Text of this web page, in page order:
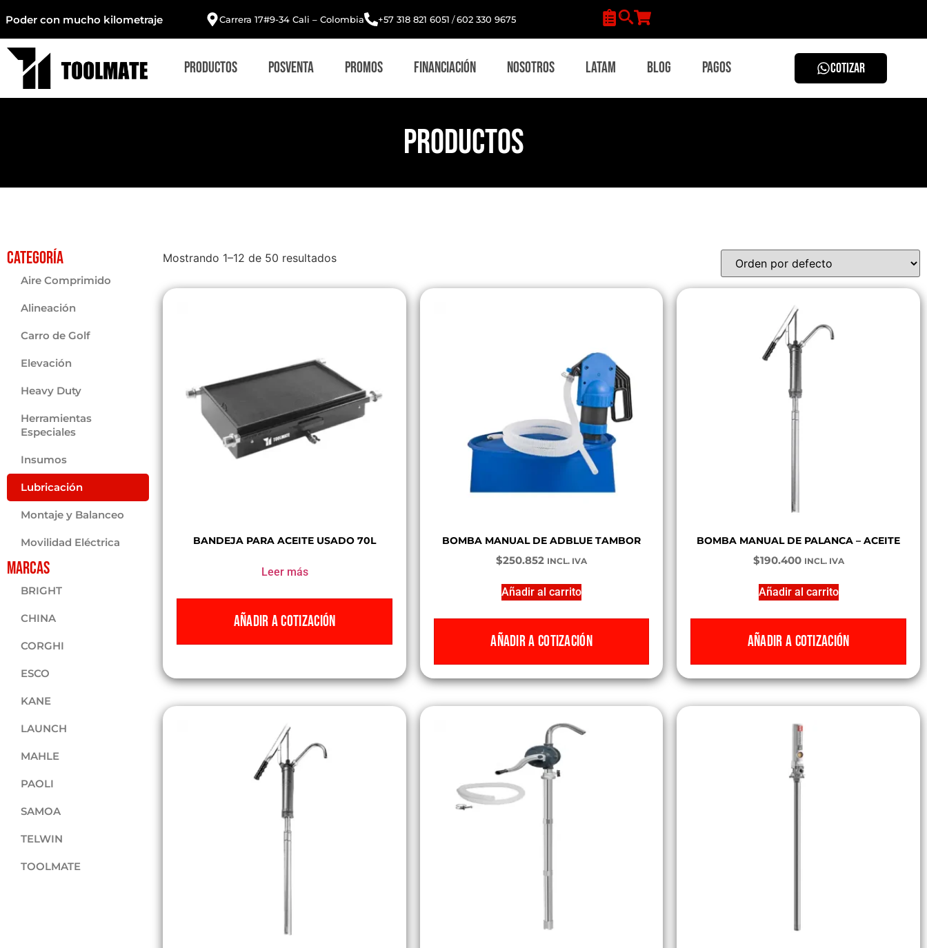
Poder con mucho kilometraje Carrera 17#9-34 Cali – Colombia +57 318 821 6051 /602 330 9675
Productos Posventa Promos Financiación Nosotros Latam Blog Pagos COTIZAR
PRODUCTOS
Categoría
Aire Comprimido
Alineación
Carro de Golf
Elevación
Heavy Duty
Herramientas
Especiales
Insumos
Lubricación
Montaje y Balanceo
Movilidad Eléctrica
Marcas
BRIGHT
CHINA
CORGHI
ESCO
KANE
LAUNCH
MAHLE
PAOLI
SAMOA
TELWIN
TOOLMATE
Mostrando 1–12 de 50 resultados
BANDEJA PARA ACEITE USADO 70L
Leer más
AÑADIR A COTIZACIÓN
BOMBA MANUAL DE ADBLUE TAMBOR
$250.852 INCL. IVA
Añadir al carrito
AÑADIR A COTIZACIÓN
BOMBA MANUAL DE PALANCA – ACEITE
$190.400 INCL. IVA
Añadir al carrito
AÑADIR A COTIZACIÓN